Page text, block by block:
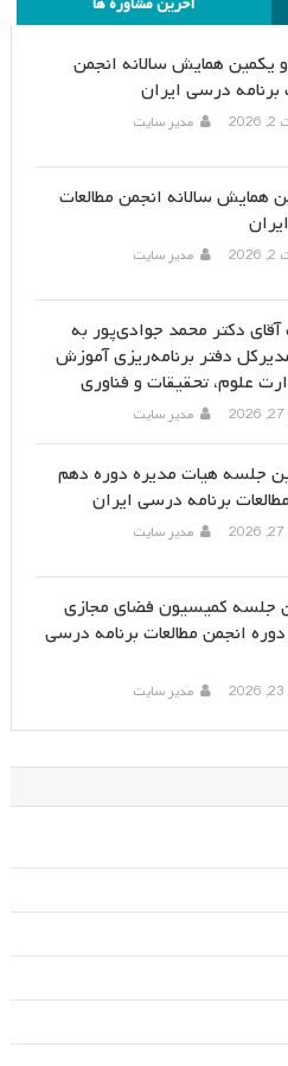
همایش سالانه انجمن
برنامه درسی ایران
مدیر سایت
همایش سالانه انجمن مطالعات
مدیر سایت
آقای دکتر محمد جوادی‌پور به
دفتر برنامه‌ریزی آموزش
علوم، تحقیقات و فناوری
مدیر سایت
جلسه هیات مدیره دوره دهم
برنامه درسی ایران
مدیر سایت
جلسه کمیسیون فضای مجازی
انجمن مطالعات برنامه درسی
مدیر سایت